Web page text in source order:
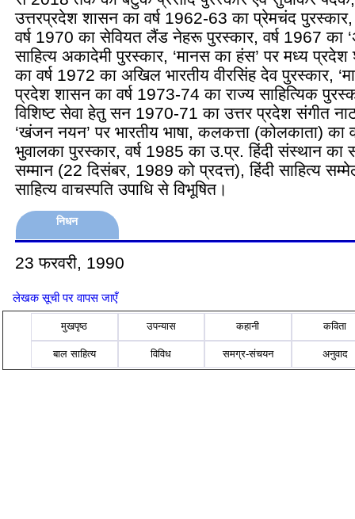
उत्तरप्रदेश शासन का वर्ष 1962-63 का प्रेमचंद
वर्ष 1970 का सेवियत लैंड नेहरू पुरस्‍कार, वर्ष 1967 का
साहित्‍य अकादेमी पुरस्‍कार, ‘मानस का हंस’ पर मध्‍य प्रदेश
का वर्ष 1972 का अखिल भारतीय वीरसिंह देव पुरस्‍कार,
प्रदेश शासन का वर्ष 1973-74 का राज्‍य साहित्यिक
विशिष्‍ट सेवा हेतु सन 1970-71 का उत्तर प्रदेश संगीत
‘खंजन नयन’ पर भारतीय भाषा, कलकत्ता (कोलकाता)
भुवालका पुरस्‍कार, वर्ष 1985 का उ.प्र. हिंदी संस्‍थान का
सम्‍मान (22 दिसंबर, 1989 को प्रदत्त), हिंदी साहित्‍य
साहित्‍य वाचस्‍पति उपाधि से विभूषित।
निधन
23 फरवरी, 1990
लेखक सूची पर वापस जाएँ
मुखपृष्ठ उपन्यास कहानी कविता
बाल साहित्य विविध समग्र-संचयन अनुवाद